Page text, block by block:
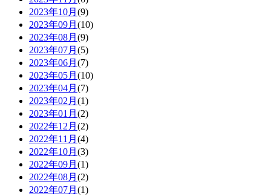
2023年10月 (9)
2023年09月 (10)
2023年08月 (9)
2023年07月 (5)
2023年06月 (7)
2023年05月 (10)
2023年04月 (7)
2023年02月 (1)
2023年01月 (2)
2022年12月 (2)
2022年11月 (4)
2022年10月 (3)
2022年09月 (1)
2022年08月 (2)
2022年07月 (1)